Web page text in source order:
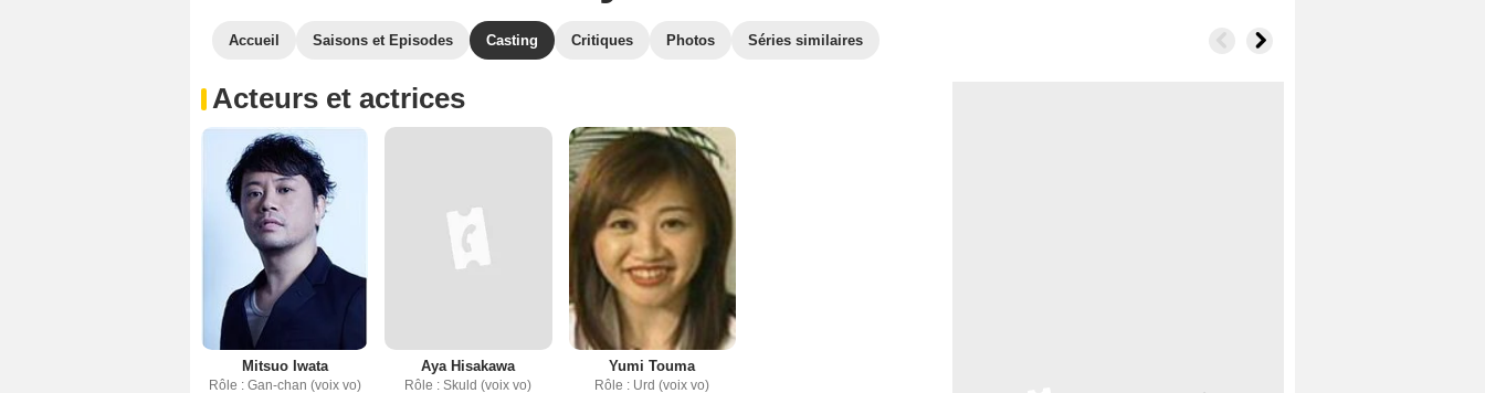
Accueil Saisons et Episodes Casting Critiques Photos Séries similaires
Acteurs et actrices
Mitsuo Iwata
Rôle : Gan-chan (voix vo)
Aya Hisakawa
Rôle : Skuld (voix vo)
Yumi Touma
Rôle : Urd (voix vo)